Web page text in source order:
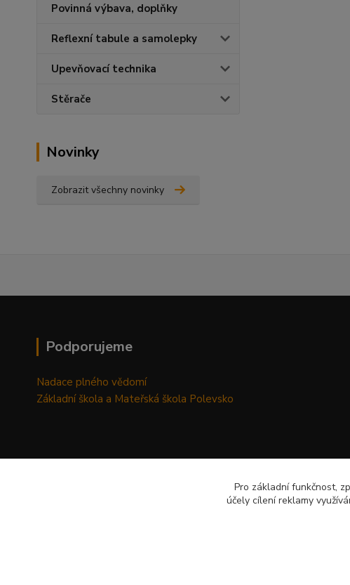
Povinná výbava, doplňky
Reflexní tabule a samolepky
Upevňovací technika
Stěrače
Novinky
Zobrazit všechny novinky
Podporujeme
Nadace plného vědomí
Základní škola a Mateřská škola Polevsko
Pro základní funkčnost,
účely cílení reklamy